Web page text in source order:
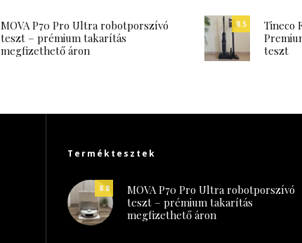
MOVA P70 Pro Ultra robotporszívó
teszt – prémium takarítás
megfizethető áron
8.5
Tineco
teszt
Terméktesztek
8.8
MOVA P70 Pro Ultra robotporszívó
teszt – prémium takarítás
megfizethető áron